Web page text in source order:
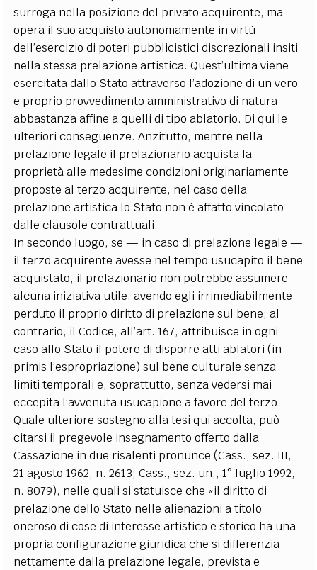
surroga nella posizione del privato acquirente, ma
opera il suo acquisto autonomamente in virtù
dell’esercizio di poteri pubblicistici discrezionali insiti
nella stessa prelazione artistica. Quest’ultima viene
esercitata dallo Stato attraverso l’adozione di un vero
e proprio provvedimento amministrativo di natura
abbastanza affine a quelli di tipo ablatorio. Di qui le
ulteriori conseguenze. Anzitutto, mentre nella
prelazione legale il prelazionario acquista la
proprietà alle medesime condizioni originariamente
proposte al terzo acquirente, nel caso della
prelazione artistica lo Stato non è affatto vincolato
dalle clausole contrattuali.
In secondo luogo, se — in caso di prelazione legale —
il terzo acquirente avesse nel tempo usucapito il bene
acquistato, il prelazionario non potrebbe assumere
alcuna iniziativa utile, avendo egli irrimediabilmente
perduto il proprio diritto di prelazione sul bene; al
contrario, il Codice, all’art. 167, attribuisce in ogni
caso allo Stato il potere di disporre atti ablatori (in
primis l’espropriazione) sul bene culturale senza
limiti temporali e, soprattutto, senza vedersi mai
eccepita l’avvenuta usucapione a favore del terzo.
Quale ulteriore sostegno alla tesi qui accolta, può
citarsi il pregevole insegnamento offerto dalla
Cassazione in due risalenti pronunce (Cass., sez. III,
21 agosto 1962, n. 2613; Cass., sez. un., 1° luglio 1992,
n. 8079), nelle quali si statuisce che «il diritto di
prelazione dello Stato nelle alienazioni a titolo
oneroso di cose di interesse artistico e storico ha una
propria configurazione giuridica che si differenzia
nettamente dalla prelazione legale, prevista e